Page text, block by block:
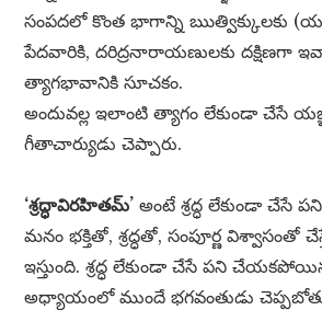
సంపదలో కొంత భాగాన్ని ఋత్విక్కులకు
పేదవారికి, దరిద్రనారాయణులకు దక్షిణగా
త్యాగభావానికి సూచకం.
అందువల్ల ఇలాంటి త్యాగం లేకుండా చేసే
గీతాచార్యుడు చెప్పారు.
‘శ్రద్ధావిరహితమ్’ అంటే శ్రద్ధ లేకుండా చేసే
మనం భక్తితో, శ్రద్ధతో, సంపూర్ణ విశ్వాసంతో
ఇస్తుంది. శ్రద్ధ లేకుండా చేసే పని
అధ్యాయంలో ముందే భగవంతుడు